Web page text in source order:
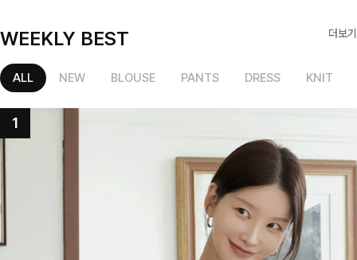
WEEKLY BEST 더보기
ALL NEW BLOUSE PANTS DRESS KNIT